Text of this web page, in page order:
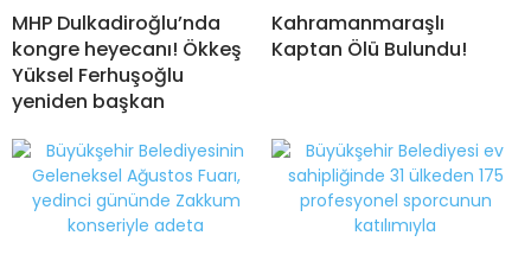
MHP Dulkadiroğlu’nda
kongre heyecanı! Ökkeş
Yüksel Ferhuşoğlu
yeniden başkan
Kahramanmaraşlı
Kaptan Ölü Bulundu!